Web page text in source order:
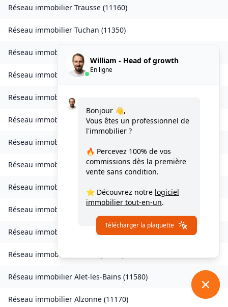
Réseau immobilier Trausse (11160)
Réseau immobilier Tuchan (11350)
Réseau immobilierValmigère
Réseau immobilier Ventenac-en-Minervois
Réseau immobilierVerdun-en-Lauragais
Réseau immobilier Vignevieille(11330)
Réseau immobilier
Réseau immobilier Villanière(11600 )
Réseau immobilier Villardebelle
Réseau immobilier
Réseau immobilier Villefloure 11570
Réseau immobilier
Réseau immobilier Alet-les-Bains (11580)
Réseau immobilier Alzonne (11170)
William - Head of growth
En ligne
Bonjour 👋,
Vous êtes un professionnel de
l'immobilier ?
🔥 Percevez 100% de vos
commissions dès la première
vente sans condition.
⭐ Découvrez notre logiciel
immobilier tout-en-un.
Télécharger la plaquette